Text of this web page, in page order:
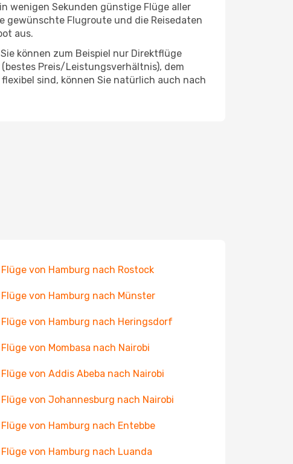
wenigen Sekunden günstige Flüge aller
gewünschte Flugroute und die Reisedaten
aus.
können zum Beispiel nur Direktflüge
Preis/Leistungsverhältnis), dem
sind, können Sie natürlich auch nach
Flüge von Hamburg nach Rostock
Flüge von Hamburg nach Münster
Flüge von Hamburg nach Heringsdorf
Flüge von Mombasa nach Nairobi
Flüge von Addis Abeba nach Nairobi
Flüge von Johannesburg nach Nairobi
Flüge von Hamburg nach Entebbe
Flüge von Hamburg nach Luanda